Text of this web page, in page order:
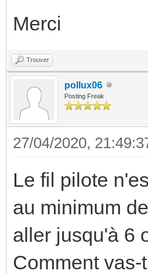
Merci
Trouver
pollux06
Posting Freak
27/04/2020,
Le fil pilote
au minimum
aller jusqu'à 6
Comment vas-